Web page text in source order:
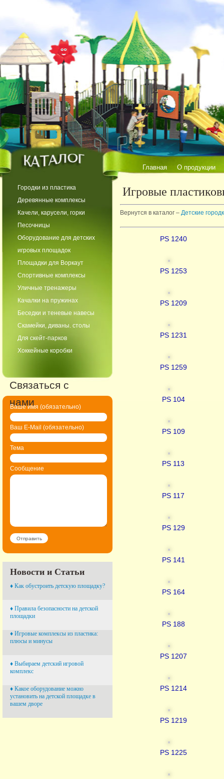
Главная О продукции
Игровые
Вернутся в каталог – Детские
ИК-0006
PS 1206
PS 1240
PS 1253
PS 1209
PS 1231
PS 1259
PS 104
PS 109
PS 113
PS 117
PS 129
PS 141
PS 164
PS 188
PS 1207
PS 1214
PS 1219
PS 1225
Городки из пластика
Деревянные комплексы
Качели, карусели, горки
Песочницы
Оборудование для детских
игровых площадок
Площадки для Воркаут
Спортивные комплексы
Уличные тренажеры
Качалки на пружинах
Беседки и теневые навесы
Скамейки, диваны. столы
Для скейт-парков
Хоккейные коробки
Связаться с
нами
Ваше имя (обязательно)
Ваш E-Mail (обязательно)
Тема
Сообщение
Новости и Статьи
♦ Как обустроить детскую площадку?
♦ Правила безопасности на детской
площадки
♦ Игровые комплексы из пластика:
плюсы и минусы
♦ Выбираем детский игровой
комплекс
♦ Какое оборудование можно
установить на детской площадке в
вашем дворе